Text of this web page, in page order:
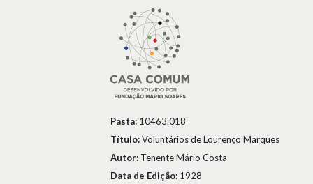
Pasta: 10463.018
Título:Voluntários de Lourenço Marques
Autor: Tenente Mário Costa
Data de Edição: 1928